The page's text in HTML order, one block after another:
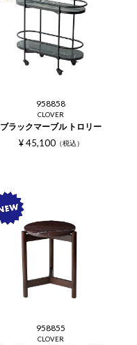
958858
CLOVER
ブラックマーブル トロリー
¥ 45,100 税込
958855
CLOVER